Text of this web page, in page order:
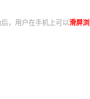
，用户在手机上可以滑屏